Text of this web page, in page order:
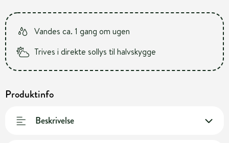
Vandes ca. 1 gang om ugen
Trives i direkte sollys til halvskygge
Produktinfo
Beskrivelse